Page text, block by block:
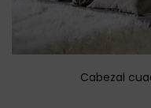
Cabezal